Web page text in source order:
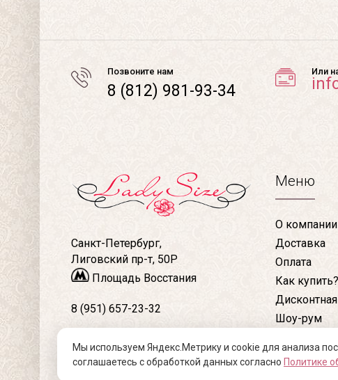
Позвоните нам
8 (812) 981-93-34
Или
Санкт-Петербург,
Лиговский пр-т, 50Р
Площадь Восстания
8 (951) 657-23-32
8 (812) 981-93-34
Модная женская одежда больших размеров
Меню
О компании
Доставка
Оплата
Как купить?
Шоу-рум
Статьи
Мы используем Яндекс.Метрику и cookie для анализа
соглашаетесь с обработкой данных согласно Политике